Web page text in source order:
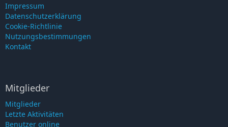
Impressum
Datenschutzerklärung
Cookie-Richtlinie
Nutzungsbestimmungen
Kontakt
Mitglieder
Mitglieder
Letzte Aktivitäten
Benutzer online